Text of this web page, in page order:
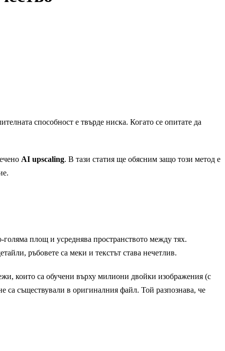
способност е твърде ниска. Когато се опитате да
AI upscaling. В тази статия ще обясним защо този метод е
площ и усреднява пространството между тях.
ръбовете са меки и текстът става нечетлив.
които са обучени върху милиони двойки изображения (с
са съществували в оригиналния файл. Той разпознава, че